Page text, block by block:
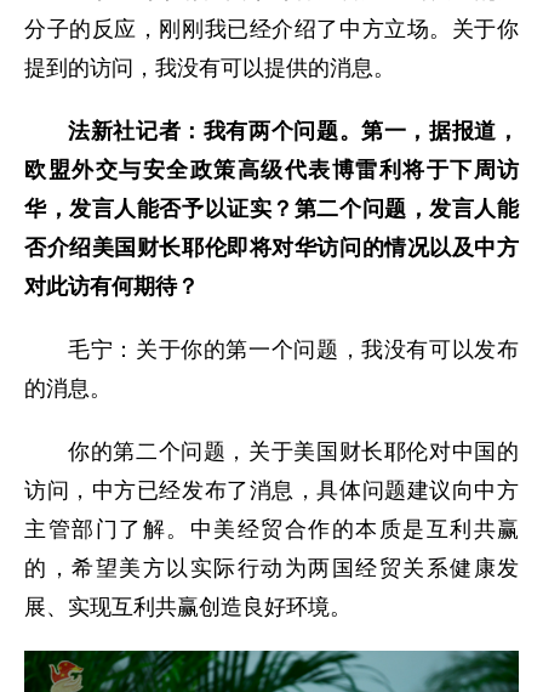
分子的反应，刚刚我已经介绍了中方立场。关于你
提到的访问，我没有可以提供的消息。
法新社记者：我有两个问题。第一，据报道，
欧盟外交与安全政策高级代表博雷利将于下周访
华，发言人能否予以证实？第二个问题，发言人能
否介绍美国财长耶伦即将对华访问的情况以及中方
对此访有何期待？
毛宁：关于你的第一个问题，我没有可以发布
的消息。
你的第二个问题，关于美国财长耶伦对中国的
访问，中方已经发布了消息，具体问题建议向中方
主管部门了解。中美经贸合作的本质是互利共赢
的，希望美方以实际行动为两国经贸关系健康发
展、实现互利共赢创造良好环境。